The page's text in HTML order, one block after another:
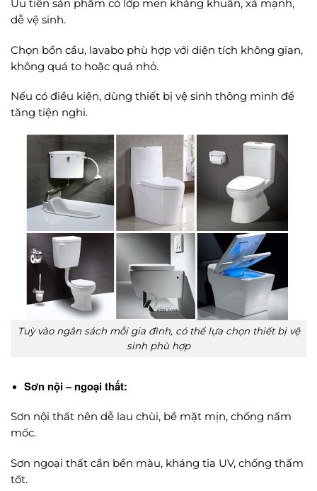
Ưu tiên sản phẩm có lớp men kháng khuẩn, xả mạnh,
dễ vệ sinh.
Chọn bồn cầu, lavabo phù hợp với diện tích không gian,
không quá to hoặc quá nhỏ.
Nếu có điều kiện, dùng thiết bị vệ sinh thông minh để
tăng tiện nghi.
Tuỳ vào ngân sách mỗi gia đình, có thể lựa chọn thiết bị vệ
sinh phù hợp
Sơn nội – ngoại thất:
Sơn nội thất nên dễ lau chùi, bề mặt mịn, chống nấm
mốc.
Sơn ngoại thất cần bền màu, kháng tia UV, chống thấm
tốt.